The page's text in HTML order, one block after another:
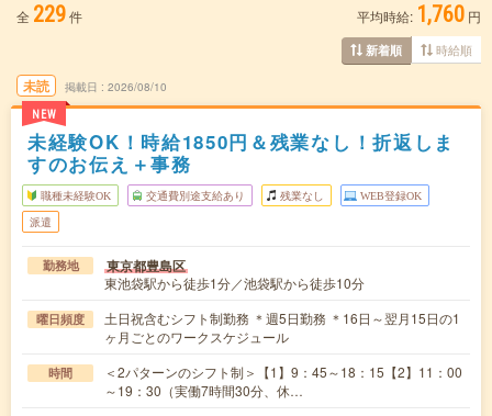
全 229件 平均時給: 1,760 円
新着順 時給順
未読
NEW
掲載日 2026/08/10
未経験OK！時給1850円＆残業なし！折返しま
すのお伝え＋事務
職種未経験OK 交通費別途支給あり 残業なし WEB登録OK
派遣
勤務地 東京都豊島区
東池袋駅から徒歩1分／池袋駅から徒歩10分
曜日頻度
土日祝含むシフト制勤務 ＊週5日勤務 ＊16日～翌月15日の1
ヶ月ごとのワークスケジュール
時間
＜2パターンのシフト制＞【1】9：45～18：15【2】11：00
～19：30（実働7時間30分、休…